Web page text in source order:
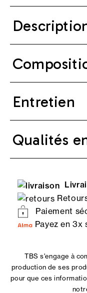
Entretien
Qualités
Paiement
Payez en 3x
TBS s'engage à
production de ses
pour que ces